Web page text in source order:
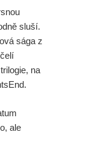
sluší.
sága z
na
ale